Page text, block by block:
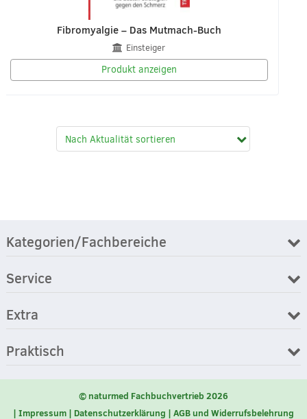
Fibromyalgie – Das Mutmach-Buch
Einsteiger
Produkt anzeigen
Kategorien/Fachbereiche
Service
Extra
Praktisch
© naturmed Fachbuchvertrieb 2026
Impressum
Datenschutzerklärung AGB und Widerrufsbelehrung